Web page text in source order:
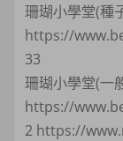
珊瑚小學堂(種
https://
33
珊瑚小學堂(一
https://
2 https://